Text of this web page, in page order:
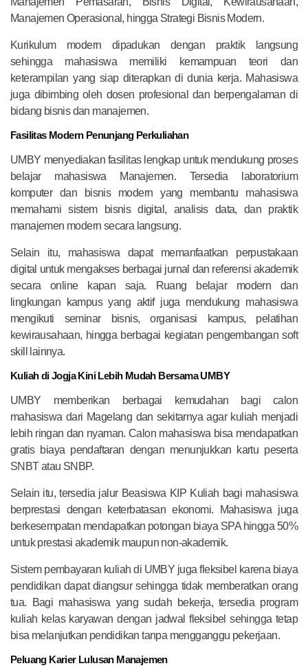
Manajemen Operasional, hingga Strategi Bisnis Modern.
Kurikulum modern dipadukan dengan praktik langsung
sehingga mahasiswa memiliki kemampuan teori dan
keterampilan yang siap diterapkan di dunia kerja. Mahasiswa
juga dibimbing oleh dosen profesional dan berpengalaman di
bidang bisnis dan manajemen.
Fasilitas Modern Penunjang Perkuliahan
UMBY menyediakan fasilitas lengkap untuk mendukung proses
belajar mahasiswa Manajemen. Tersedia laboratorium
komputer dan bisnis modern yang membantu mahasiswa
memahami sistem bisnis digital, analisis data, dan praktik
manajemen modern secara langsung.
Selain itu, mahasiswa dapat memanfaatkan perpustakaan
digital untuk mengakses berbagai jurnal dan referensi akademik
secara online kapan saja. Ruang belajar modern dan
lingkungan kampus yang aktif juga mendukung mahasiswa
mengikuti seminar bisnis, organisasi kampus, pelatihan
kewirausahaan, hingga berbagai kegiatan pengembangan soft
skill lainnya.
Kuliah di Jogja Kini Lebih Mudah Bersama UMBY
UMBY memberikan berbagai kemudahan bagi calon
mahasiswa dari Magelang dan sekitarnya agar kuliah menjadi
lebih ringan dan nyaman. Calon mahasiswa bisa mendapatkan
gratis biaya pendaftaran dengan menunjukkan kartu peserta
SNBT atau SNBP.
Selain itu, tersedia jalur Beasiswa KIP Kuliah bagi mahasiswa
berprestasi dengan keterbatasan ekonomi. Mahasiswa juga
berkesempatan mendapatkan potongan biaya SPA hingga 50%
untuk prestasi akademik maupun non-akademik.
Sistem pembayaran kuliah di UMBY juga fleksibel karena biaya
pendidikan dapat diangsur sehingga tidak memberatkan orang
tua. Bagi mahasiswa yang sudah bekerja, tersedia program
kuliah kelas karyawan dengan jadwal fleksibel sehingga tetap
bisa melanjutkan pendidikan tanpa mengganggu pekerjaan.
Peluang Karier Lulusan Manajemen